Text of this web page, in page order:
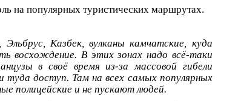
на популярных туристических маршрутах.
Казбек, вулканы камчатские, куда
восхождение. В этих зонах надо всё-таки
в своё время из-за массовой гибели
туда доступ. Там на всех самых популярных
полицейские и не пускают людей.